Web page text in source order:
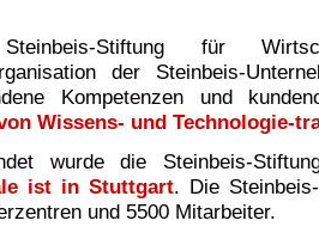
Stiftung für
der Steinbeis-
Kompetenzen und
Wissens- und Technologie-
wurde die Steinbeis-
ist in Stuttgart. Die
und 5500 Mitarbeiter.